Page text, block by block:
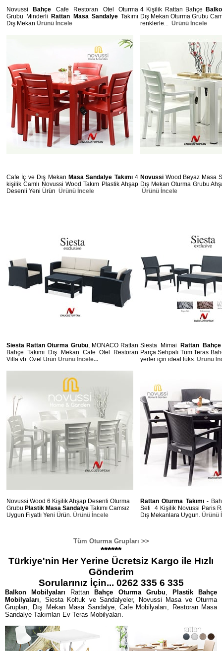
Novussi Bahçe Cafe Restoran Otel Oturma
Grubu Minderli
Rattan Masa SandalyeTakımı
Dış Mekan Ürünü İncele
4 Kişilik Rattan Bahçe
Dış Mekan Oturma Grubu
renklerle... Ürünü İncele
Cafe İç ve Dış Mekan Masa Sandalye Takımı4
kişilik Camlı Novussi Wood Takım Plastik Ahşap
Desenli Yeni Ürün Ürünü İncele
Novussi Wood Beyaz Masa
Dış Mekan Oturma Grubu
Ürünü İncele
Siesta Rattan Oturma Grubu, MONACO Rattan
Bahçe Takımı Dış Mekan Cafe Otel Restoran
Villa vb. Özel Ürün Ürünü İncele...
Siesta Mimai
Rattan Bahçe
Parça Sehpalı Tüm Teras
yerler için ideal lüks. Ürünü
Novussi Wood 6 Kişilik Ahşap Desenli Oturma
Grubu Plastik Masa Sandalye Takımı Camsız
Uygun Fiyatlı Yeni Ürün. Ürünü İncele
Rattan Oturma Takımı-
Seti 4 Kişilik Novussi Paris
Dış Mekanlara Uygun. Ürünü
Tüm Oturma Grupları >>
******
Türkiye'nin Her Yerine Ücretsiz Kargo ile Hızlı
Gönderim
Sorularınız İçin... 0262 335 6 335
Balkon Mobilyaları Rattan Bahçe Oturma Grubu
Plastik Bahçe
Mobilyaları , Siesta Koltuk ve Sandalyeler, Novussi Masa ve Oturma
Grupları, Dış Mekan Masa Sandalye, Cafe Mobilyaları, Restoran Masa
Sandalye Takımları Ev Teras Mobilyaları.